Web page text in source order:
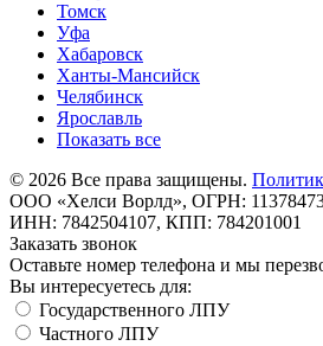
Томск
Уфа
Хабаровск
Ханты-Мансийск
Челябинск
Ярославль
Показать все
© 2026 Все права защищены.
ООО «Хелси Ворлд», ОГРН:
ИНН: 7842504107, КПП: 784201001
Заказать звонок
Оставьте номер телефона и мы
Вы интересуетесь для:
Государственного ЛПУ
Частного ЛПУ